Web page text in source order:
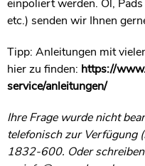
einpoliert werden. Öl,
etc.) senden wir Ihnen
Tipp: Anleitungen mit
hier zu finden: https://
service/anleitungen/
Ihre Frage wurde nicht
telefonisch zur
1832-600. Oder